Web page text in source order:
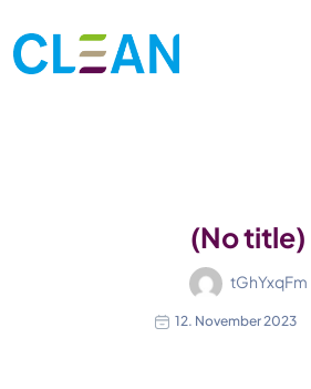
(No title)
tGhYxqFm
12. November 2023